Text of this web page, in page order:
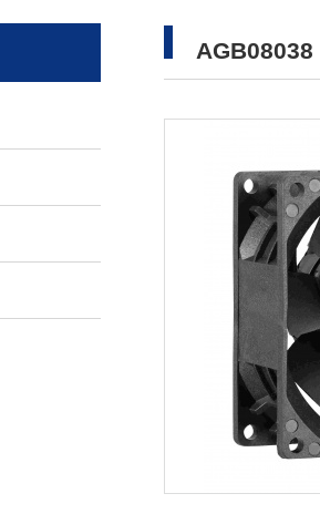
AGB08038